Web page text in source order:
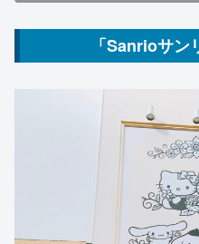
「Sanrioサン